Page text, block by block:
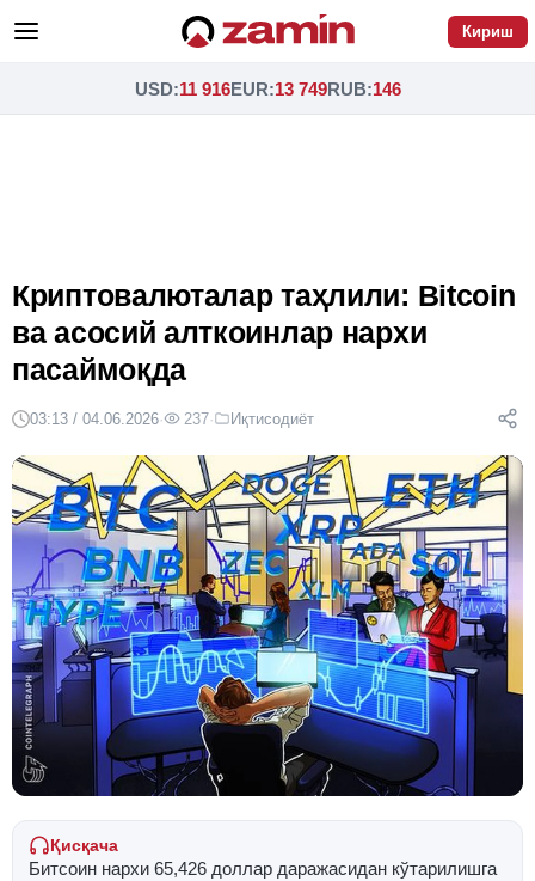
Кириш
USD:11 916EUR:13 749RUB:146
Криптовалюталар таҳлили: Bitcoin
ва асосий алткоинлар нархи
пасаймоқда
03:13 / 04.06.2026· 237· Иқтисодиёт
Қисқача
Битcоин нархи 65,426 доллар даражасидан кўтарилишга